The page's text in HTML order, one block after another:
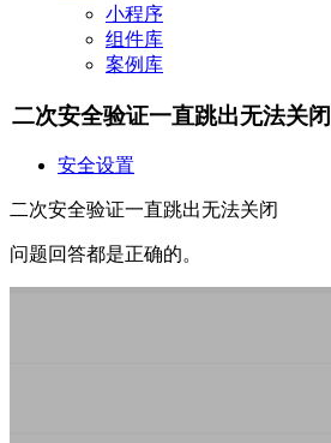
小程序
组件库
案例库
二次安全验证一直跳出无法关闭
安全设置
二次安全验证一直跳出无法关闭
问题回答都是正确的。